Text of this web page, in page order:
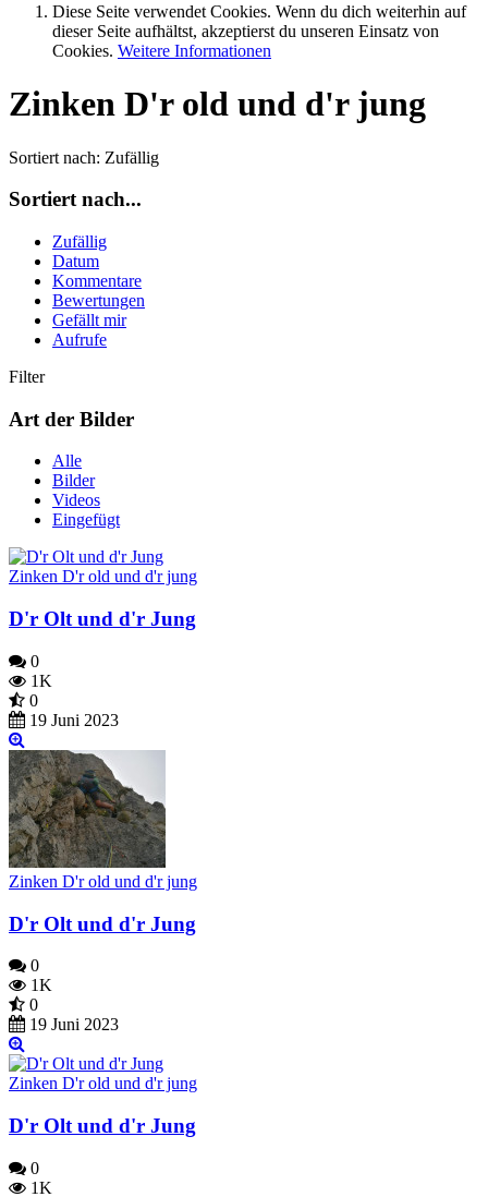
Diese Seite verwendet Cookies. Wenn du dich weiterhin auf
dieser Seite aufhältst, akzeptierst du unseren Einsatz von
Cookies. Weitere Informationen
Zinken D'r old und d'r jung
Sortiert nach: Zufällig
Sortiert nach...
Zufällig
Datum
Kommentare
Bewertungen
Gefällt mir
Aufrufe
Filter
Art der Bilder
Alle
Bilder
Videos
Eingefügt
Zinken D'r old und d'r jung
D'r Olt und d'r Jung
0
1K
0
19 Juni 2023
Zinken D'r old und d'r jung
D'r Olt und d'r Jung
0
1K
0
19 Juni 2023
Zinken D'r old und d'r jung
D'r Olt und d'r Jung
0
1K